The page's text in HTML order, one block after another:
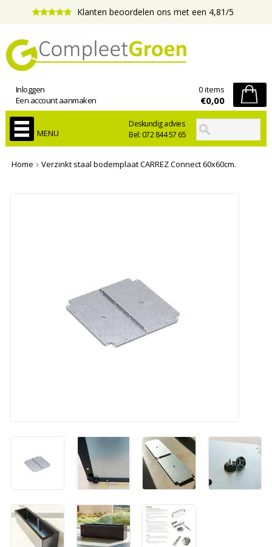
Klanten beoordelen ons met een 4,81/5
Deskundig advies
Bel: 072 844 57 65
Inloggen
Een account aanmaken
0 items
€0,00
MENU
Home Verzinkt staal bodemplaat CARREZ Connect 60x60cm.